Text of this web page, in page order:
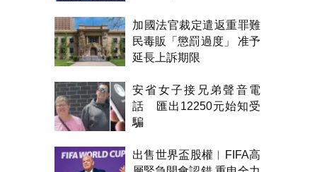
加國法官裁定遣返重罪難
民毒販「懲罰過度」 准予
延長上訴期限
安省女子接兄弟聲音電
話 匯出12250元始知受
騙
出售世界盃股權︱FIFA高